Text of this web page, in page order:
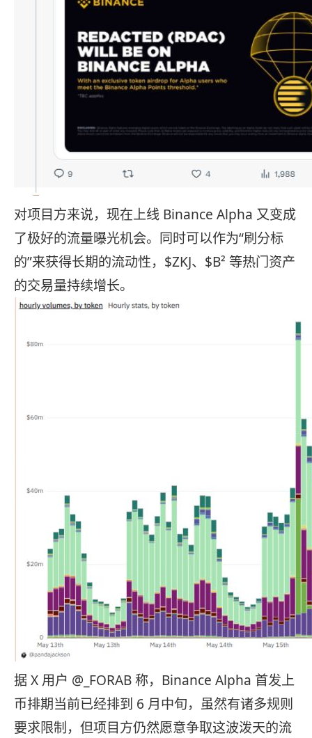
对项目方来说，现在上线 Binance Alpha 又变成
了极好的流量曝光机会。同时可以作为“刷分标
的”来获得长期的流动性，$ZKJ、$B² 等热门资产
的交易量持续增长。
据 X 用户 @_FORAB 称，Binance Alpha 首发上
币排期当前已经排到 6 月中旬，虽然有诸多规则
要求限制，但项目方仍然愿意争取这波泼天的流